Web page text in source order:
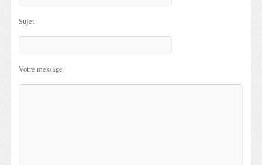
Sujet
Votre message